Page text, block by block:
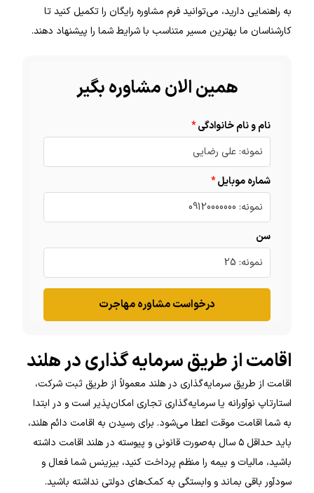
به راهنمایی دارید، می‌توانید فرم مشاوره رایگان را تکمیل کنید تا
کارشناسان ما بهترین مسیر متناسب با شرایط شما را پیشنهاد دهند.
همین الان مشاوره بگیر
نام و نام خانوادگی
شماره موبایل
سن
درخواست مشاوره مهاجرت
اقامت از طریق سرمایه گذاری در هلند
اقامت از طریق سرمایه‌گذاری در هلند معمولاً از طریق ثبت شرکت،
استارتاپ نوآورانه یا سرمایه‌گذاری تجاری امکان‌پذیر است و در ابتدا
به شما اقامت موقت اعطا می‌شود. برای رسیدن به اقامت دائم هلند،
باید حداقل ۵ سال به‌صورت قانونی و پیوسته در هلند اقامت داشته
باشید، مالیات و بیمه را منظم پرداخت کنید، بیزینس شما فعال و
سودآور باقی بماند و وابستگی به کمک‌های دولتی نداشته باشید.